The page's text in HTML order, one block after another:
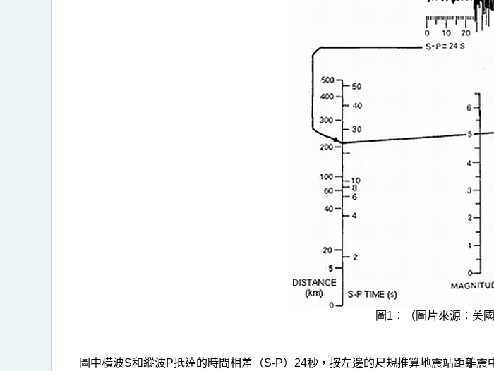
圖1︰（圖片來源：美
圖中橫波S和縱波P抵達的時間相差（S-P）24秒，按左邊的尺規推算地震站距離